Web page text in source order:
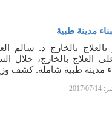
مدينة طبية
ىالعلاج بالخارج د. سالم
العلاج بالخارج، خلال
مدينة طبية شاملة. كشف
2017/07/14